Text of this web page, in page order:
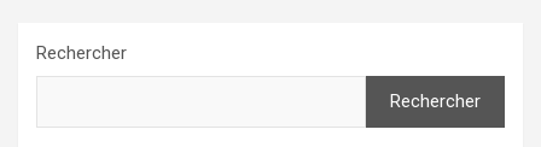
Rechercher
Rechercher